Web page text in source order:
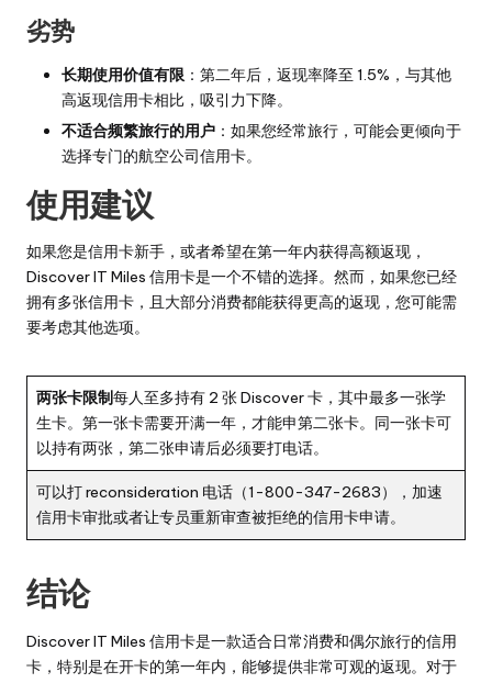
劣势
长期使用价值有限 ：第二年后，返现率降至 1.5%，与其他
高返现信用卡相比，吸引力下降。
不适合频繁旅行的用户 ：如果您经常旅行，可能会更倾向于
选择专门的航空公司信用卡。
使用建议
如果您是信用卡新手，或者希望在第一年内获得高额返现，
Discover IT Miles 信用卡是一个不错的选择。然而，如果您已经
拥有多张信用卡，且大部分消费都能获得更高的返现，您可能需
要考虑其他选项。
两张卡限制每人至多持有 2 张 Discover 卡，其中最多一张学
生卡。第一张卡需要开满一年，才能申第二张卡。同一张卡可
以持有两张，第二张申请后必须要打电话。
可以打 reconsideration 电话（1-800-347-2683），加速
信用卡审批或者让专员重新审查被拒绝的信用卡申请。
结论
Discover IT Miles 信用卡是一款适合日常消费和偶尔旅行的信用
卡，特别是在开卡的第一年内，能够提供非常可观的返现。对于